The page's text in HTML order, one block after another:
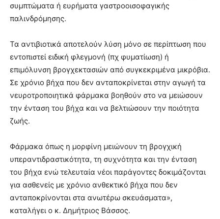
συμπτώματα ή ευρήματα γαστροοισοφαγικής
παλινδρόμησης.
Τα αντιβιοτικά αποτελούν λύση μόνο σε περίπτωση που
εντοπιστεί ειδική φλεγμονή (πχ φυματίωση) ή
επιμόλυνση βρογχεκτασιών από συγκεκριμένα μικρόβια.
Σε χρόνιο βήχα που δεν ανταποκρίνεται στην αγωγή τα
νευροτροποιητικά φάρμακα βοηθούν στο να μειώσουν
την ένταση του βήχα και να βελτιώσουν την ποιότητα
ζωής.
Φάρμακα όπως η μορφίνη μειώνουν τη βρογχική
υπεραντιδραστικότητα, τη συχνότητα και την ένταση
του βήχα ενώ τελευταία νέοι παράγοντες δοκιμάζονται
για ασθενείς με χρόνιο ανθεκτικό βήχα που δεν
ανταποκρίνονται στα ανωτέρω σκευάσματα»,
καταλήγει ο κ. Δημήτριος Βάσσος.